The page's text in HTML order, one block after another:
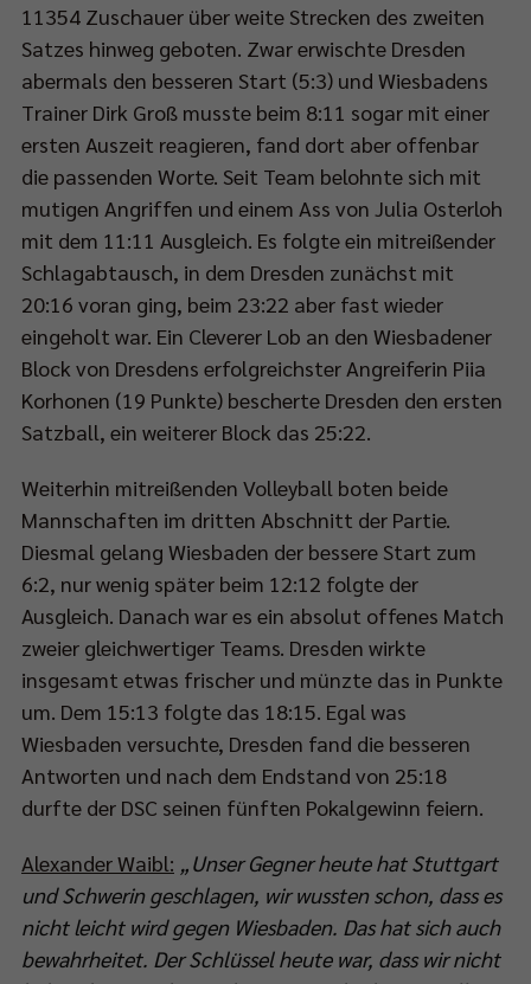
11354 Zuschauer über weite Strecken des zweiten
Satzes hinweg geboten. Zwar erwischte Dresden
abermals den besseren Start (5:3) und Wiesbadens
Trainer Dirk Groß musste beim 8:11 sogar mit einer
ersten Auszeit reagieren, fand dort aber offenbar
die passenden Worte. Seit Team belohnte sich mit
mutigen Angriffen und einem Ass von Julia Osterloh
mit dem 11:11 Ausgleich. Es folgte ein mitreißender
Schlagabtausch, in dem Dresden zunächst mit
20:16 voran ging, beim 23:22 aber fast wieder
eingeholt war. Ein Cleverer Lob an den Wiesbadener
Block von Dresdens erfolgreichster Angreiferin Piia
Korhonen (19 Punkte) bescherte Dresden den ersten
Satzball, ein weiterer Block das 25:22.
Weiterhin mitreißenden Volleyball boten beide
Mannschaften im dritten Abschnitt der Partie.
Diesmal gelang Wiesbaden der bessere Start zum
6:2, nur wenig später beim 12:12 folgte der
Ausgleich. Danach war es ein absolut offenes Match
zweier gleichwertiger Teams. Dresden wirkte
insgesamt etwas frischer und münzte das in Punkte
um. Dem 15:13 folgte das 18:15. Egal was
Wiesbaden versuchte, Dresden fand die besseren
Antworten und nach dem Endstand von 25:18
durfte der DSC seinen fünften Pokalgewinn feiern.
Alexander Waibl: „Unser Gegner heute hat Stuttgart
und Schwerin geschlagen, wir wussten schon, dass es
nicht leicht wird gegen Wiesbaden. Das hat sich auch
bewahrheitet. Der Schlüssel heute war, dass wir nicht